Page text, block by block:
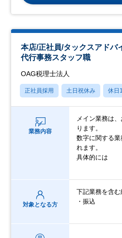
本店/正社員/タックスアドバ
代行事務スタッフ職
OAG税理士法人
正社員採用 土日祝休み 休日
業務内容
メイン業務は
ります。
数字に関する
れます。
具体的には
対象となる方
下記業務を含
・振込